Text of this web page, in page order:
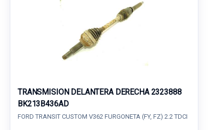
TRANSMISION DELANTERA DERECHA 2323888
BK213B436AD
FORD TRANSIT CUSTOM V362 FURGONETA (FY, FZ) 2.2 TDCI